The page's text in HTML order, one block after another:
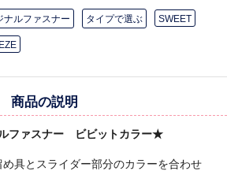
ナルファスナー タイプで選ぶ SWEET
商品の説明
ファスナー ビビットカラー★
め具とスライダー部分のカラーを合わせ